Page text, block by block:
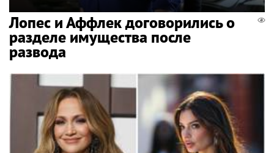
Лопес и Аффлек договорились о
разделе имущества после
развода